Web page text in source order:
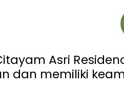
Asri
dan memiliki